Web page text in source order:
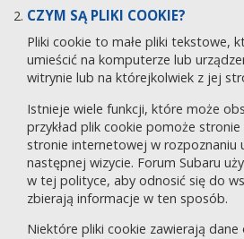
CZYM SĄ PLIKI COOKIE?
Pliki cookie to małe pliki tekstowe,
umieścić na komputerze lub
witrynie lub na którejkolwiek z jej
Istnieje wiele funkcji, które może
przykład plik cookie pomoże
stronie internetowej w rozpoznaniu
następnej wizycie. Forum Subaru
w tej polityce, aby odnosić się do
zbierają informacje w ten sposób.
Niektóre pliki cookie zawierają dane